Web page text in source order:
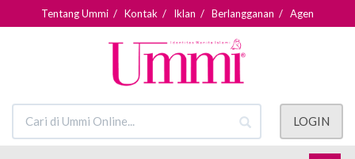
Tentang Ummi / Kontak / Iklan / Berlangganan / Agen
LOGIN